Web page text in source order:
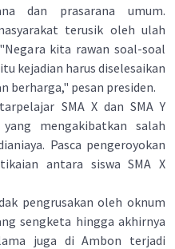
dan prasarana umum.
terusik oleh ulah
kita rawan soal-soal
kejadian harus diselesaikan
berharga," pesan presiden.
SMA X dan SMA Y
mengakibatkan salah
Pasca pengeroyokan
antara siswa SMA X
pengrusakan oleh oknum
sengketa hingga akhirnya
juga di Ambon terjadi